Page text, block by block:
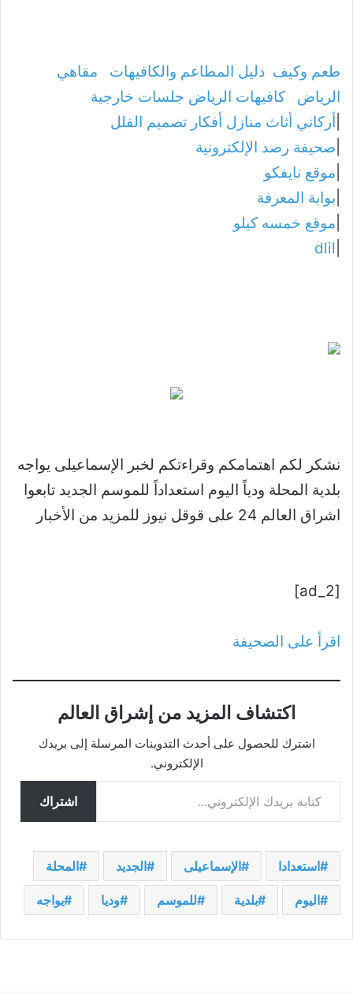
طعم وكيف دليل المطاعم والكافيهات
مقاهي
الرياض
كافيهات الرياض جلسات خارجية
أركاني أثاث منازل أفكار تصميم الفلل
صحيفة رصد الإلكترونية
موقع نايفكو
بوابة المعرفة
موقع خمسه كيلو
dlil
نشكر لكم اهتمامكم وقراءتكم لخبر الإسماعيلى يواجه
بلدية المحلة ودياً اليوم استعداداً للموسم الجديد تابعوا
اشراق العالم 24 على قوقل نيوز للمزيد من الأخبار
[ad_2]
اقرأ على الصحيفة
اكتشاف المزيد من إشراق العالم
اشترك للحصول على أحدث التدوينات المرسلة إلى بريدك
الإلكتروني.
كتابة بريدك الإلكتروني...
اشتراك
استعدادا الإسماعيلى الجديد المحلة
اليوم بلدية للموسم وديا يواجه